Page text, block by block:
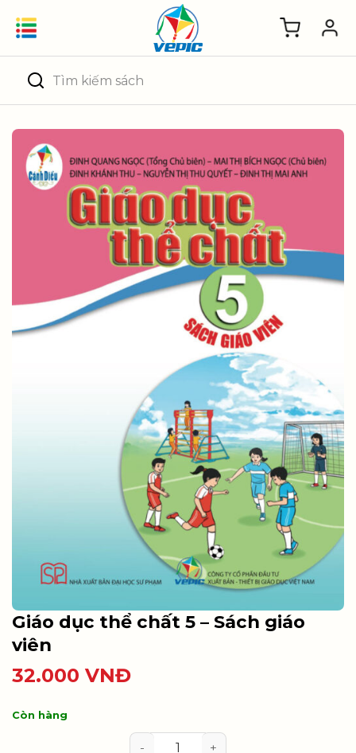
Tìm
kiếm:
Giáo dục thể chất 5 – Sách giáo
viên
32.000 VNĐ
Còn hàng
Giáo dục thể chất 5 - Sách giáo